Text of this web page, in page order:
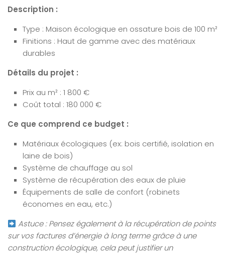
Description :
Type : Maison écologique en ossature bois de 100 m²
Finitions : Haut de gamme avec des matériaux
durables
Détails du projet :
Prix au m² : 1 800 €
Coût total : 180 000 €
Ce que comprend ce budget :
Matériaux écologiques (ex: bois certifié, isolation en
laine de bois)
Système de chauffage au sol
Système de récupération des eaux de pluie
Équipements de salle de confort (robinets
économes en eau, etc.)
Astuce : Pensez également à la récupération de points
sur vos factures d’énergie à long terme grâce à une
construction écologique, cela peut justifier un